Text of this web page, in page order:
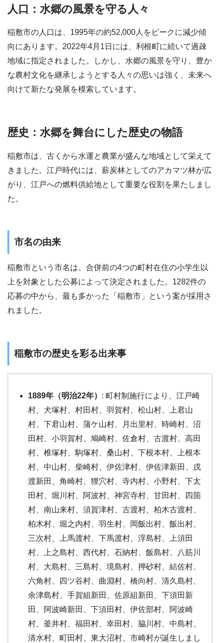
人口：水郷の風景を守る人々
稲敷市の人口は、1995年の約52,000人をピークに減少傾
向にあります。2022年4月1日には、利根町に続いて過疎
地域に指定されました。しかし、水郷の風景を守り、豊か
な農村文化を継承しようとする人々の思いは強く、未来へ
向けて新たな発展を模索しています。
歴史：水郷を舞台にした歴史の物語
稲敷市は、古くから水運と農業が盛んな地域として栄えて
きました。江戸時代には、薪炭林としてのアカマツ林が広
がり、江戸への燃料供給地として重要な役割を果たしまし
た。
市名の由来
稲敷市という市名は、合併前の4つの町村在住の小学生以
上を対象とした公募によって決定されました。1282件の
応募の中から、最も多かった「稲敷市」という案が採用さ
れました。
稲敷市の歴史を彩る出来事
1889年（明治22年） : 町村制施行により、江戸崎
村、犬塚村、村田村、羽賀村、松山村、上君山
村、下君山村、蒲ケ山村、月出里村、時崎村、沼
田村、小羽賀村、鳩崎村、佐倉村、古渡村、高田
村、椎塚村、駒塚村、桑山村、下根本村、上根本
村、中山村、柴崎村、伊佐津村、伊佐津新田、戌
渡新田、角崎村、狸穴村、寺内村、小野村、下太
田村、堀川村、阿波村、神宮寺村、甘田村、四箇
村、南山来村、須賀津村、古渡村、柏木古渡村、
柏木村、堀之内村、羽生村、岡飯出村、飯出村、
三次村、上馬渡村、下馬渡村、浮島村、上須田
村、上之島村、西代村、石納村、飯島村、八筋川
村、大島村、三島村、境島村、押砂村、結佐村、
六角村、四ツ谷村、曲淵村、橋向村、清久島村、
余津島村、手賀組新田、佐原組新田、下須田新
田、阿波崎新田、下須田村、伊佐部村、阿波崎
村、釜井村、福田村、幸田村、脇川村、中島村、
清水村、町田村、東大沼村、市崎村が誕生しまし